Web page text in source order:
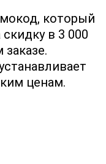
который
в 3 000
ценам.